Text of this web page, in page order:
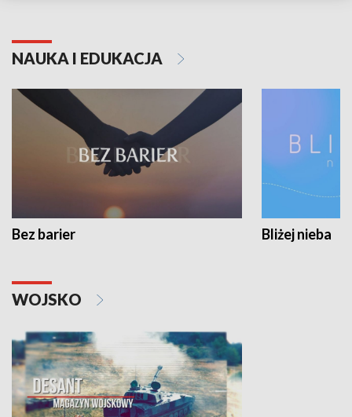
NAUKA I EDUKACJA
Bez barier Bliżej nieba
WOJSKO